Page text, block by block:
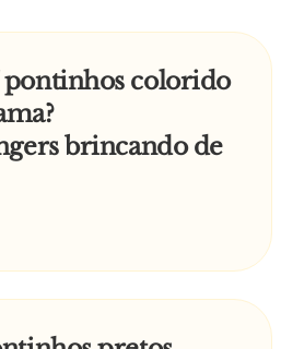
pontinhos colorido
brincando de